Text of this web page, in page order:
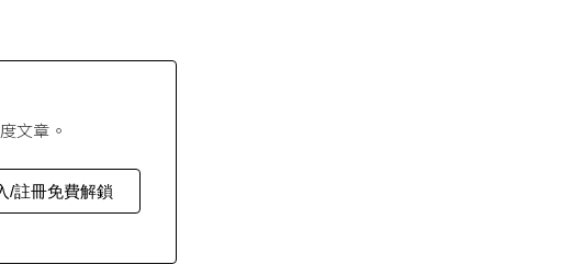
文章。
/註冊免費解鎖